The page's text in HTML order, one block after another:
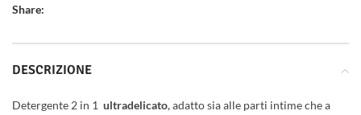
Share:
DESCRIZIONE
Detergente 2 in 1 ultradelicato, adatto sia alle parti intime che a